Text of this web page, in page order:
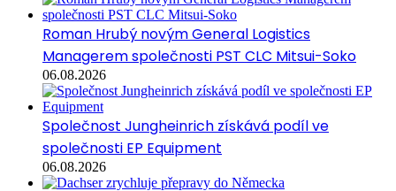
Roman Hrubý novým General Logistics
Managerem společnosti PST CLC Mitsui-Soko
06.08.2026
Společnost Jungheinrich získává podíl ve
společnosti EP Equipment
06.08.2026